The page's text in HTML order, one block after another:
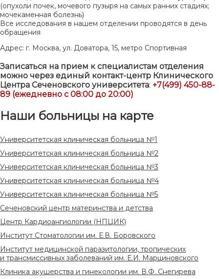
(опухоли почек, мочевого пузыря на самых ранних стадиях;
мочекаменная болезнь)
Все исследования в нашем отделении проводятся в день
обращения
Адрес: г. Москва, ул. Доватора, 15, метро Спортивная
Записаться на прием к специалистам отделения
можно через единый контакт-центр Клинического
Центра Сеченовского университета: +7(499) 450-88-
89 (ежедневно с 08:00 до 20:00)
Наши больницы на карте
Университетская клиническая больница №1
Университетская клиническая больница №2
Университетская клиническая больница №3
Университетская клиническая больница №4
Университетская клиническая больница №5
Сеченовский центр материнства и детства
Центр Кардиоангиологии (НПЦИК)
Институт Стоматологии им. Е.В. Боровского
Институт медицинской паразитологии, тропических
и трансмиссивных заболеваний им. Е.И. Марциновского
Клиника акушерства и гинекологии им. В.Ф. Снегирева